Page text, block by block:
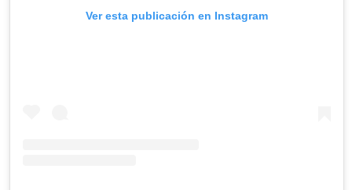
Ver esta publicación en Instagram